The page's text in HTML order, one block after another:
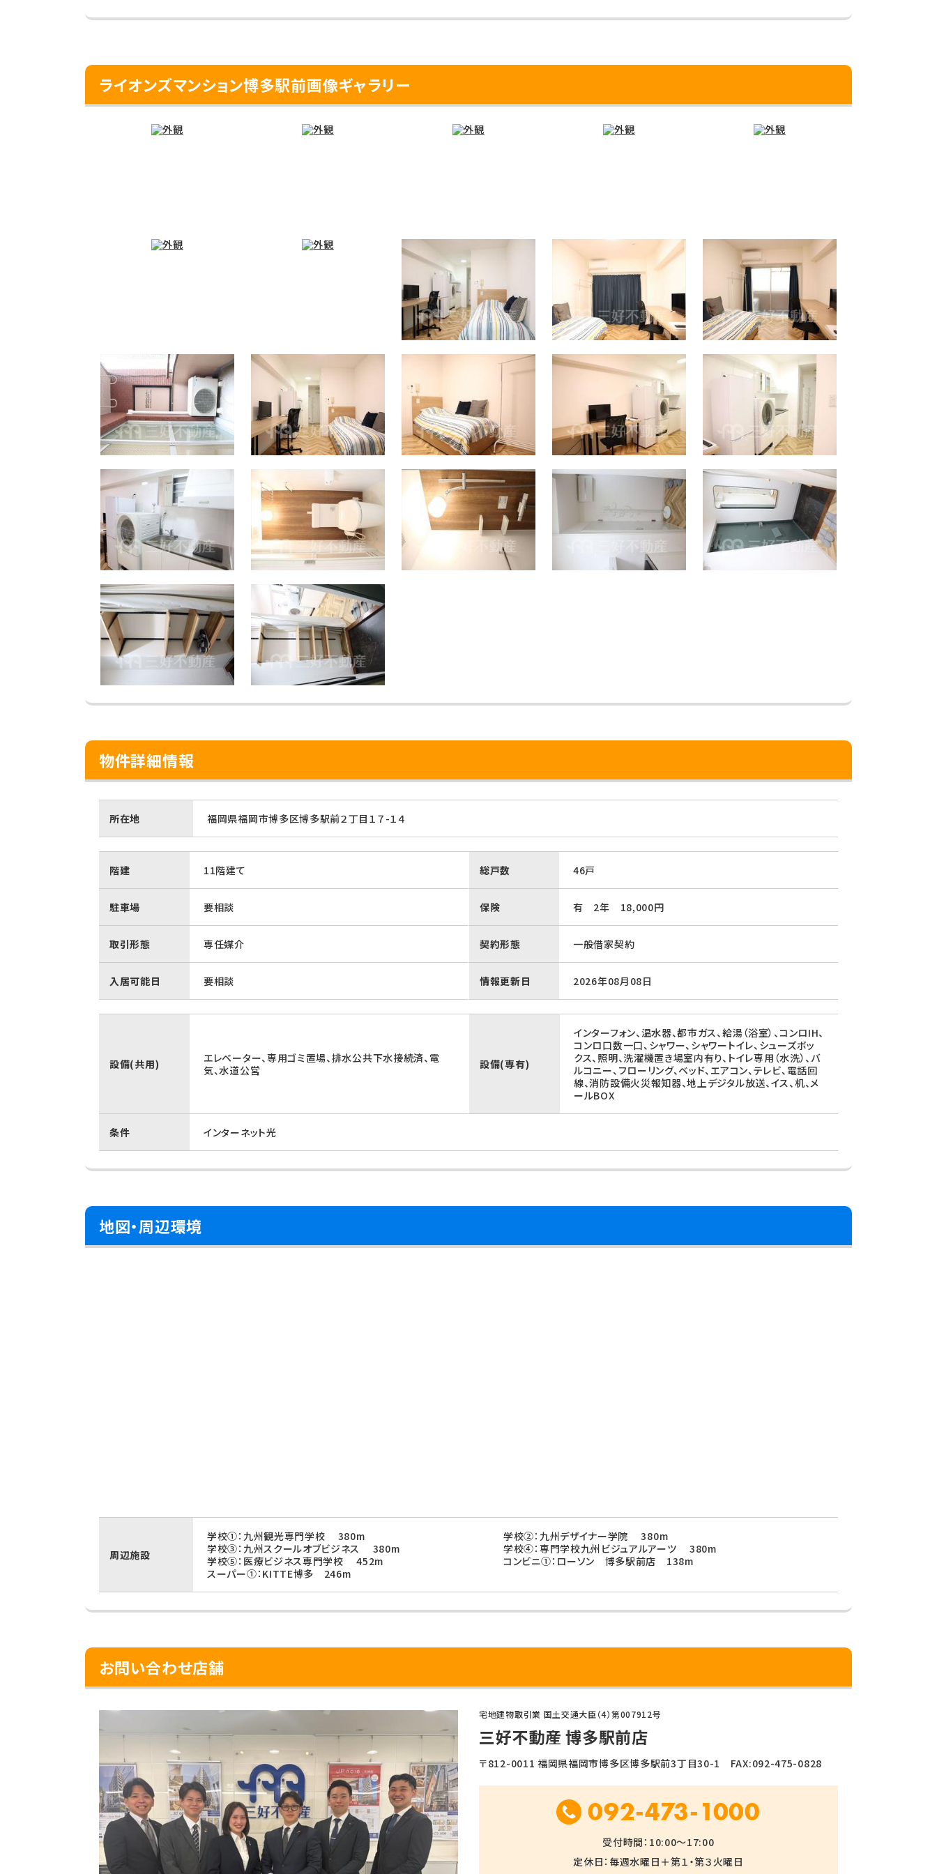
ライオンズマンション博多駅前画像ギャラリー
物件詳細情報
所在地 福岡県福岡市博多区博多駅前２丁目１７-１４
階建 11階建て 総戸数 46戸
駐車場 要相談 保険 有 2年 18,000円
取引形態 専任媒介 契約形態 一般借家契約
入居可能日 要相談 情報更新日 2026年08月08日
設備(共用)
エレベーター、専用ゴミ置場、排水公共下水接続済、電
気、水道公営
設備(専有)
インターフォン、温水器、都市ガス、給湯（浴室）、コンロIH、
コンロ口数一口、シャワー、シャワートイレ、シューズボッ
クス、照明、洗濯機置き場室内有り、トイレ専用（水洗）、バ
ルコニー、フローリング、ベッド、エアコン、テレビ、電話回
線、消防設備火災報知器、地上デジタル放送、イス、机、メ
ールBOX
条件 インターネット光
地図・周辺環境
周辺施設
学校①：九州観光専門学校 380m
学校②：九州デザイナー学院 380m
学校③：九州スクールオブビジネス 380m
学校④：専門学校九州ビジュアルアーツ 380m
学校⑤：医療ビジネス専門学校 452m
コンビニ①：ローソン 博多駅前店 138m
スーパー①：KITTE博多 246m
お問い合わせ店舗
宅地建物取引業 国土交通大臣（4）第007912号
三好不動産 博多駅前店
〒812-0011 福岡県福岡市博多区博多駅前3丁目30-1 FAX:092-475-0828
092-473-1000
受付時間：10:00～17:00
定休日：毎週水曜日＋第１・第３火曜日